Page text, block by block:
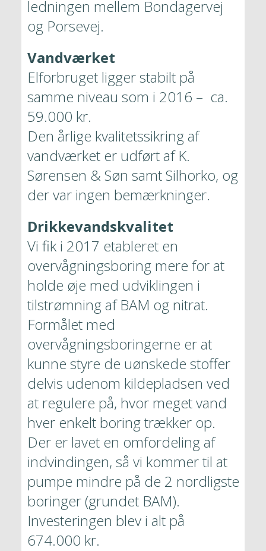
ledningen mellem Bondagervej
og Porsevej.
Vandværket
Elforbruget ligger stabilt på
samme niveau som i 2016 –  ca.
59.000 kr.
Den årlige kvalitetssikring af
vandværket er udført af K.
Sørensen & Søn samt Silhorko, og
der var ingen bemærkninger.
Drikkevandskvalitet
Vi fik i 2017 etableret en
overvågningsboring mere for at
holde øje med udviklingen i
tilstrømning af BAM og nitrat.
Formålet med
overvågningsboringerne er at
kunne styre de uønskede stoffer
delvis udenom kildepladsen ved
at regulere på, hvor meget vand
hver enkelt boring trækker op.
Der er lavet en omfordeling af
indvindingen, så vi kommer til at
pumpe mindre på de 2 nordligste
boringer (grundet BAM).
Investeringen blev i alt på
674.000 kr.